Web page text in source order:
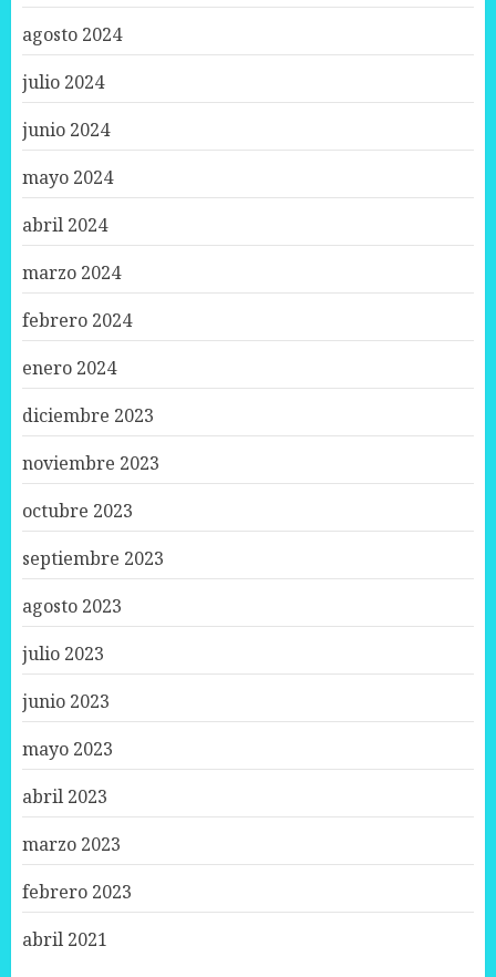
agosto 2024
julio 2024
junio 2024
mayo 2024
abril 2024
marzo 2024
febrero 2024
enero 2024
diciembre 2023
noviembre 2023
octubre 2023
septiembre 2023
agosto 2023
julio 2023
junio 2023
mayo 2023
abril 2023
marzo 2023
febrero 2023
abril 2021